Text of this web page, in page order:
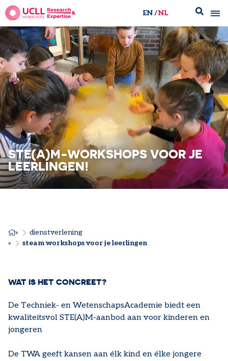
UCLL Research & Expertise
EN NL
STE(A)M-WORKSHOPS VOOR JE
LEERLINGEN!
KRUIMELPAD
dienstverlening
steam workshops voor je leerlingen
WAT IS HET CONCREET?
De Techniek- en WetenschapsAcademie biedt een
kwaliteitsvol STE(A)M-aanbod aan voor kinderen en
jongeren
De TWA geeft kansen aan élk kind en élke jongere